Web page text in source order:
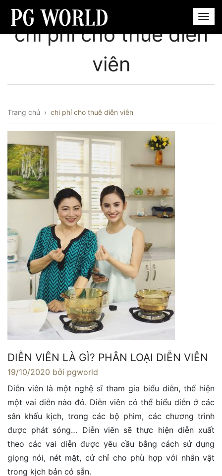
chi phí cho thuê diễn
viên
Trang chủ › chi phí cho thuê diễn viên
DIỄN VIÊN LÀ GÌ? PHÂN LOẠI DIỄN VIÊN
19/10/2020 bởi pgworld
Diễn viên là một nghệ sĩ tham gia biểu diễn, thể hiện
một vai diễn nào đó. Diễn viên có thể biểu diễn ở các
sân khấu kịch, trong các bộ phim, các chương trình
được phát sóng… Diễn viên sẽ thực hiện diễn xuất
theo các vai diễn được yêu cầu bằng cách sử dụng
giọng nói, nét mặt, cử chỉ cho phù hợp với nhân vật
trong kịch bản có sẵn.